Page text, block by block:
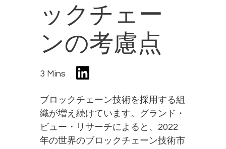
ックチェー
ンの考慮点
3 Mins
ブロックチェーン技術を採用する組
織が増え続けています。グランド・
ビュー・リサーチによると、2022
年の世界のブロックチェーン技術市